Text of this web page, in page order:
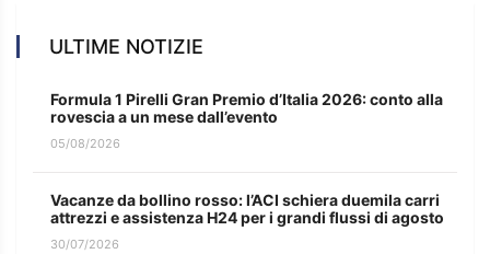
ULTIME NOTIZIE
Formula 1 Pirelli Gran Premio d’Italia 2026: conto alla
rovescia a un mese dall’evento
05/08/2026
Vacanze da bollino rosso: l’ACI schiera duemila carri
attrezzi e assistenza H24 per i grandi flussi di agosto
30/07/2026